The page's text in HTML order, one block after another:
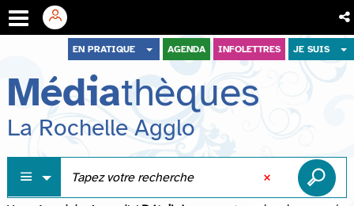
menu
contenu
recherche
EN PRATIQUE AGENDA INFOLETTRES JE SUIS
Médiathèques
La Rochelle Agglo